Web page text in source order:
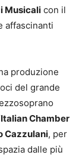
Musicali con il
affascinanti
produzione
del grande
Chamber
Cazzulani, per
dalle più